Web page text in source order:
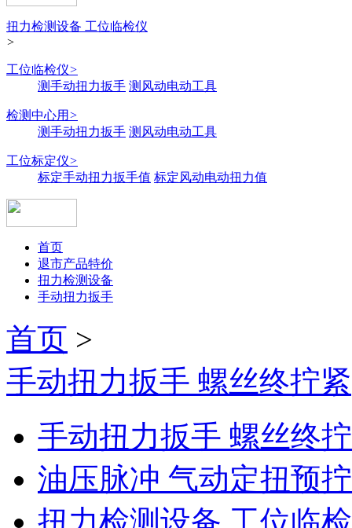
扭力检测设备 工位临检仪
>
工位临检仪>
测手动扭力扳手 测风动电动工具
检测中心用 >
测手动扭力扳手 测风动电动工具
工位标定仪>
标定手动扭力扳手值 标定风动电动扭力值
首页
退市产品特价
扭力检测设备
手动扭力扳手
首页 >
手动扭力扳手 螺丝终拧紧
手动扭力扳手 螺丝终
油压脉冲 气动定扭预
扭力检测设备 工位临